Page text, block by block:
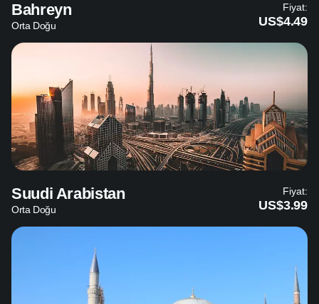
Bahreyn
Orta Doğu
Fiyat:
US$4.49
Suudi Arabistan
Orta Doğu
Fiyat:
US$3.99